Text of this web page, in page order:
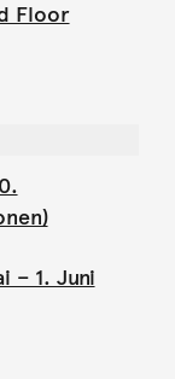
Floor
– 1. Juni